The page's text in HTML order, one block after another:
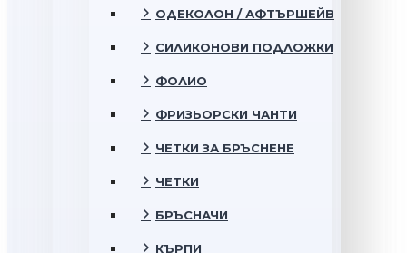
ОДЕКОЛОН / АФТЪРШЕЙВ
СИЛИКОНОВИ ПОДЛОЖКИ
ФОЛИО
ФРИЗЬОРСКИ ЧАНТИ
ЧЕТКИ ЗА БРЪСНЕНЕ
ЧЕТКИ
БРЪСНАЧИ
КЪРПИ